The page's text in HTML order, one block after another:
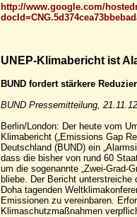
http://www.google.com/
UNEP-Klimabericht ist
BUND fordert stärkere
BUND Pressemitteilung, 21.11.12
Berlin/London: Der heute vom
Klimabericht („Emissions Gap
Deutschland (BUND) ein
dass die bisher von rund 60
um die sogenannte „Zwei-Grad-
bliebe. Der Bericht unterstreiche
Doha tagenden
Emissionen zu vereinbaren.
Klimaschutzmaßnahmen